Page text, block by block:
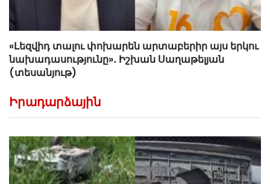
«Լեզվիդ տալու փոխարեն արտաբերիր այս երկու
նախադասությունը»․ Իշխան Սաղաթելյան
(տեսանյութ)
Իրադարձային